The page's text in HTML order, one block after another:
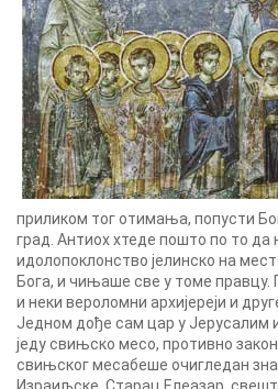
приликом тог отимања, попусти
град. Антиох хтеде пошто по то да
идолопоклонство јелинско на
Бога, и чињаше све у томе правцу.
и неки вероломни архијереји и
Једном дође сам цар у Јерусалим
једу свињско месо, противно
свињског месабеше очигледан